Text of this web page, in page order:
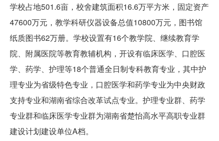
学校占地501.6亩，校舍建筑面积16.6万平方米，固定资产
47600万元，教学科研仪器设备总值10800万元，图书馆
纸质图书62万册。学校设置有16个教学院、继续教育学
院、附属医院等教育教辅机构，开设有临床医学、口腔医
学、药学、护理等18个普通全日制专科教育专业，其中护
理专业为省级特色专业，口腔医学和药学专业为中央财政
支持专业和湖南省综合改革试点专业。护理专业群、药学
专业群和临床医学专业群为湖南省楚怡高水平高职专业群
建设计划建设单位A档。